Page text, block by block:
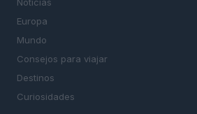
Europa
Mundo
Consejos para viajar
Destinos
Curiosidades